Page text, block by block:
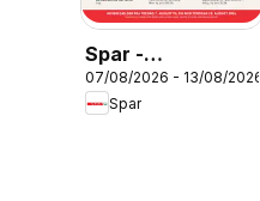
Spar -
Tilbudsavis uge
33
07/08/2026 - 13/08/2026
Spar